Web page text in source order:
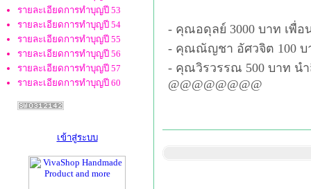
รายละเอียดการทำบุญปี 53
รายละเอียดการทำบุญปี 54
รายละเอียดการทำบุญปี 55
รายละเอียดการทำบุญปี 56
รายละเอียดการทำบุญปี 57
รายละเอียดการทำบุญปี 60
เข้าสู่ระบบ
- คุณอดุลย์ 3000 บาท เพื่อ
- คุณณัญชา อัศวจิต 100 บ
- คุณวิรวรรณ 500 บาท นำ
@@@@@@@@